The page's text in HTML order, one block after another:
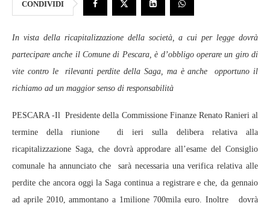
CONDIVIDI
In vista della ricapitalizzazione della società, a cui per legge dovrà
partecipare anche il Comune di Pescara, è d’obbligo operare un giro di
vite contro le rilevanti perdite della Saga, ma è anche opportuno il
richiamo ad un maggior senso di responsabilità
PESCARA -Il Presidente della Commissione Finanze Renato Ranieri al
termine della riunione di ieri sulla delibera relativa alla
ricapitalizzazione Saga, che dovrà approdare all’esame del Consiglio
comunale ha annunciato che sarà necessaria una verifica relativa alle
perdite che ancora oggi la Saga continua a registrare e che, da gennaio
ad aprile 2010, ammontano a 1milione 700mila euro. Inoltre dovrà